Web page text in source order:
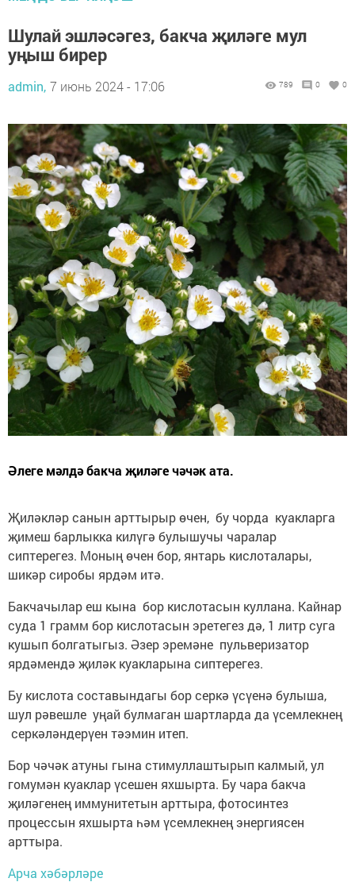
Шулай эшләсәгез, бакча җиләге мул
уңыш бирер
admin, 7 июнь 2024 - 17:06 789 0 0
Әлеге мәлдә бакча җиләге чәчәк ата.
Җиләкләр санын арттырыр өчен, бу чорда куакларга
җимеш барлыкка килүгә булышучы чаралар
сиптерегез. Моның өчен бор, янтарь кислоталары,
шикәр сиробы ярдәм итә.
Бакчачылар еш кына бор кислотасын куллана. Кайнар
суда 1 грамм бор кислотасын эретегез дә, 1 литр суга
кушып болгатыгыз. Әзер эремәне пульверизатор
ярдәмендә җиләк куакларына сиптерегез.
Бу кислота составындагы бор серкә үсүенә булыша,
шул рәвешле уңай булмаган шартларда да үсемлекнең
серкәләндерүен тәэмин итеп.
Бор чәчәк атуны гына стимуллаштырып калмый, ул
гомумән куаклар үсешен яхшырта. Бу чара бакча
җиләгенең иммунитетын арттыра, фотосинтез
процессын яхшырта һәм үсемлекнең энергиясен
арттыра.
Арча хәбәрләре